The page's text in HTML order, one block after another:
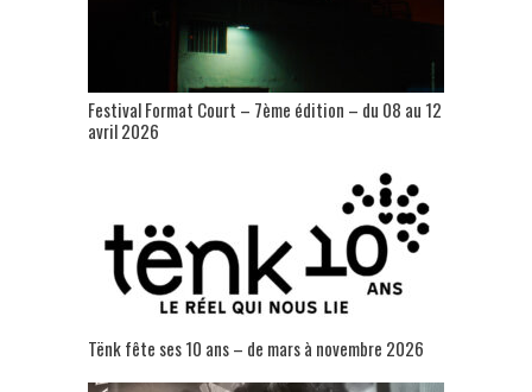
Festival Format Court – 7ème édition – du 08 au 12
avril 2026
Tënk fête ses 10 ans – de mars à novembre 2026